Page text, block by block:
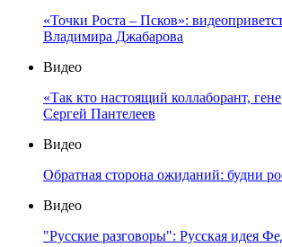
«Точки Роста – Псков»:
Владимира Джабарова
Видео
«Так кто настоящий коллаборант,
Сергей Пантелеев
Видео
Обратная сторона ожиданий: будни
Видео
"Русские разговоры": Русская идея